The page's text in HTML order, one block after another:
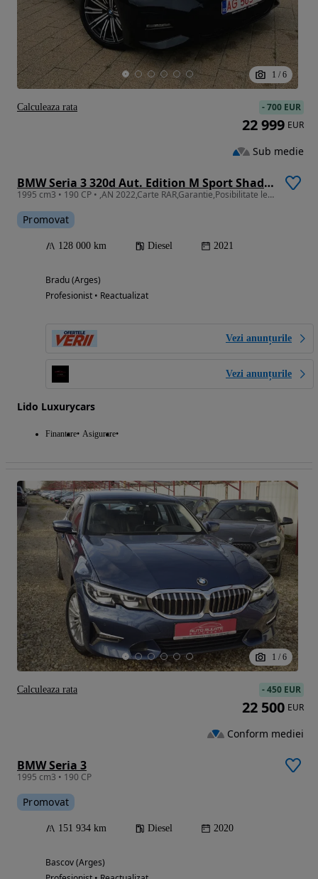
1 / 6
BMW Seria 3 320d Aut. Edition M Sport Shadow
1995 cm3 • 190 CP • ,AN 2022,Carte RAR,Garantie,Posibilitate leasing
Promovat
128 000 km Diesel 2021
Bradu (Arges)
Profesionist • Reactualizat
Vezi anunțurile
Vezi anunțurile
Lido Luxurycars
Finantare Asigurare
-700 EUR
22 999 EUR
Sub medie
Calculeaza rata
1 / 6
BMW Seria 3
1995 cm3 • 190 CP
Promovat
151 934 km Diesel 2020
Bascov (Arges)
-450 EUR
22 500 EUR
Conform mediei
Calculeaza rata